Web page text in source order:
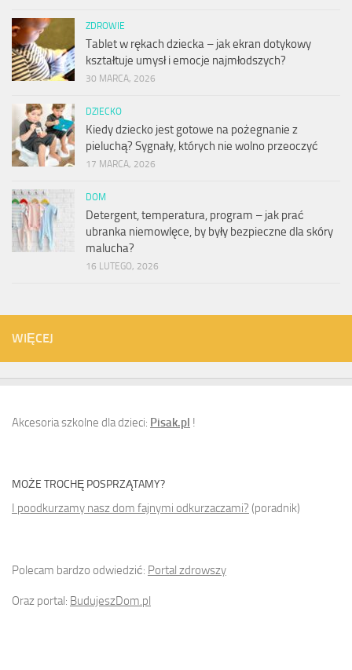
ZDROWIE
Tablet w rękach dziecka – jak ekran dotykowy
kształtuje umysł i emocje najmłodszych?
30 MARCA, 2026
DZIECKO
Kiedy dziecko jest gotowe na pożegnanie z
pieluchą? Sygnały, których nie wolno przeoczyć
17 MARCA, 2026
DOM
Detergent, temperatura, program – jak prać
ubranka niemowlęce, by były bezpieczne dla skóry
malucha?
16 LUTEGO, 2026
WIĘCEJ
Akcesoria szkolne dla dzieci: Pisak.pl !
MOŻE TROCHĘ POSPRZĄTAMY?
I poodkurzamy nasz dom fajnymi odkurzaczami? (poradnik)
Polecam bardzo odwiedzić: Portal zdrowszy
Oraz portal: BudujeszDom.pl